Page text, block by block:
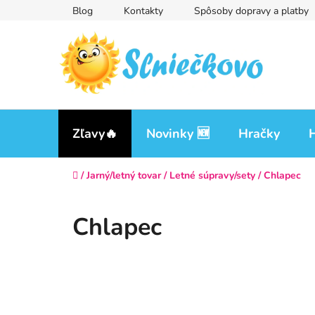
Blog Kontakty Spôsoby dopravy a platby
Zľavy🔥 Novinky 🆕 Hračky
Domov
/ Jarný/letný tovar / Letné súpravy/sety / Chlapec
Chlapec